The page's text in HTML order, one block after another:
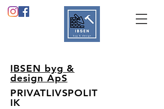
IBSEN byg &
design ApS
PRIVATLIVSPOLIT
IK